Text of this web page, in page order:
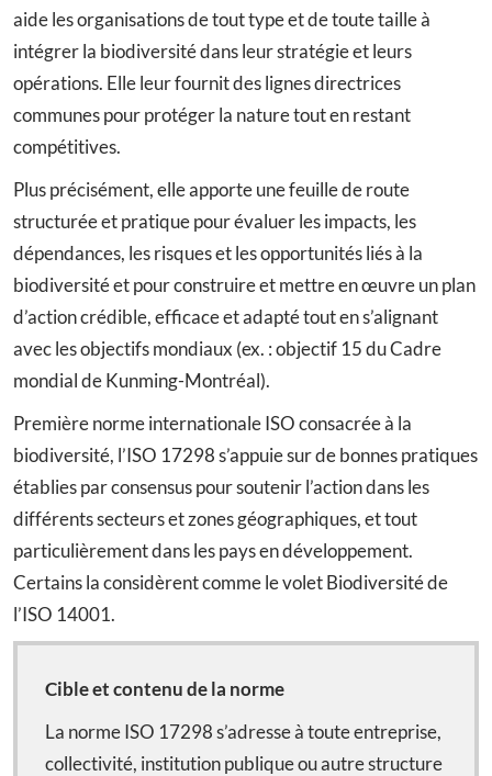
aide les organisations de tout type et de toute taille à
intégrer la biodiversité dans leur stratégie et leurs
opérations. Elle leur fournit des lignes directrices
communes pour protéger la nature tout en restant
compétitives.
Plus précisément, elle apporte une feuille de route
structurée et pratique pour évaluer les impacts, les
dépendances, les risques et les opportunités liés à la
biodiversité et pour construire et mettre en œuvre un plan
d’action crédible, efficace et adapté tout en s’alignant
avec les objectifs mondiaux (ex. : objectif 15 du Cadre
mondial de Kunming-Montréal).
Première norme internationale ISO consacrée à la
biodiversité, l’ISO 17298 s’appuie sur de bonnes pratiques
établies par consensus pour soutenir l’action dans les
différents secteurs et zones géographiques, et tout
particulièrement dans les pays en développement.
Certains la considèrent comme le volet Biodiversité de
l’ISO 14001.
Cible et contenu de la norme
La norme ISO 17298 s’adresse à toute entreprise,
collectivité, institution publique ou autre structure